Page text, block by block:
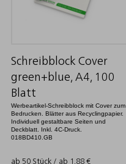
Schreibblock Cover
green+blue, A4, 100
Blatt
Werbeartikel-Schreibblock mit Cover zum
Bedrucken. Blätter aus Recyclingpapier.
Individuell gestaltbare Seiten und
Deckblatt. Inkl. 4C-Druck.
018BD410.GB
ab 50 Stück / ab 1,88 €